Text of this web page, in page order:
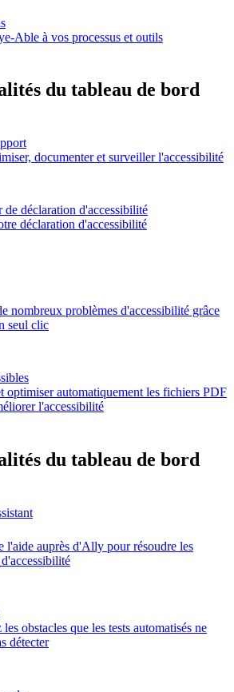
Able à vos processus et outils
du tableau de bord
documenter et surveiller l'accessibilité
de déclaration d'accessibilité
déclaration d'accessibilité
nombreux problèmes d'accessibilité grâce
seul clic
optimiser automatiquement les fichiers PDF
l'accessibilité
du tableau de bord
l'aide auprès d'Ally pour résoudre les
obstacles que les tests automatisés ne
détecter